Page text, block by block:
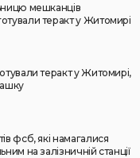
мешканців
теракт у Житомирі
теракт у Житомирі,
фсб, які намагалися
на залізничній станції